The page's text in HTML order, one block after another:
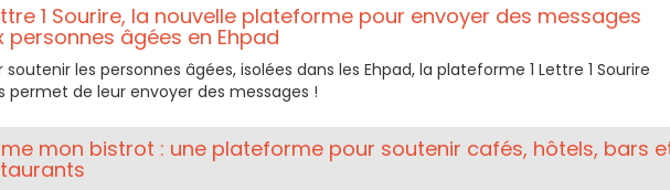
1 Sourire, la nouvelle plateforme pour envoyer des messages
personnes âgées en Ehpad
soutenir les personnes âgées, isolées dans les Ehpad, la plateforme 1 Lettre 1 Sourire
permet de leur envoyer des messages !
mon bistrot : une plateforme pour soutenir cafés, hôtels, bars